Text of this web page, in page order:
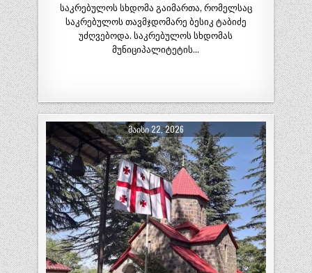
საკრებულოს სხდომა გაიმართა, რომელსაც
საკრებულოს თავმჯდომარე ბესიკ ტაბიძე
უძღვებოდა. საკრებულოს სხდომას
მუნიციპალიტეტის…
ᲛᲐᲘᲡᲘ 22, 2026